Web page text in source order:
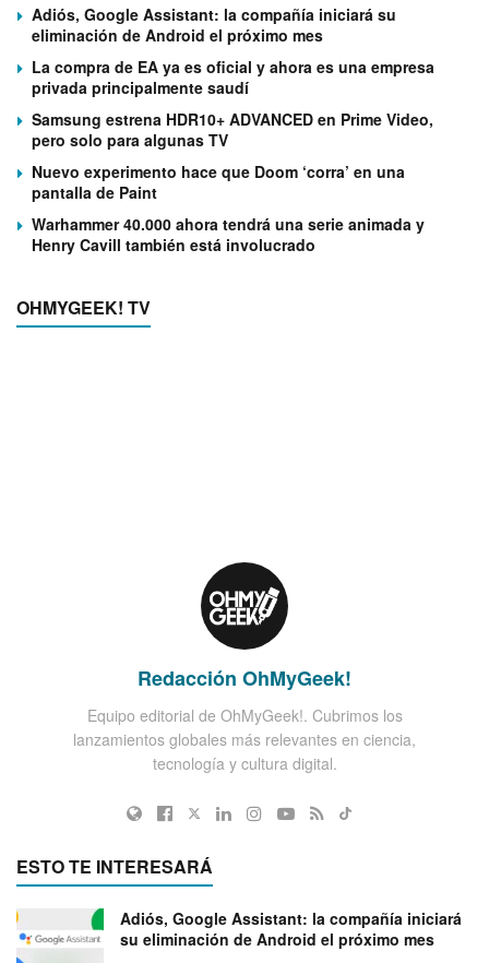
Adiós, Google Assistant: la compañía iniciará su
eliminación de Android el próximo mes
La compra de EA ya es oficial y ahora es una empresa
privada principalmente saudí
Samsung estrena HDR10+ ADVANCED en Prime Video,
pero solo para algunas TV
Nuevo experimento hace que Doom ‘corra’ en una
pantalla de Paint
Warhammer 40.000 ahora tendrá una serie animada y
Henry Cavill también está involucrado
OHMYGEEK! TV
Redacción OhMyGeek!
Equipo editorial de OhMyGeek!. Cubrimos los
lanzamientos globales más relevantes en ciencia,
tecnología y cultura digital.
ESTO TE INTERESARÁ
Adiós, Google Assistant: la compañía iniciará
su eliminación de Android el próximo mes